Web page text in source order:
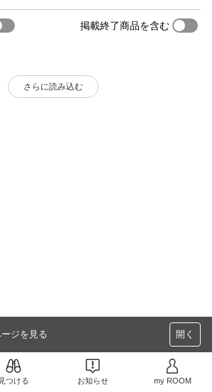
掲載終了商品を含む
さらに読み込む
ジを見る 開く
見つける お知らせ my ROOM